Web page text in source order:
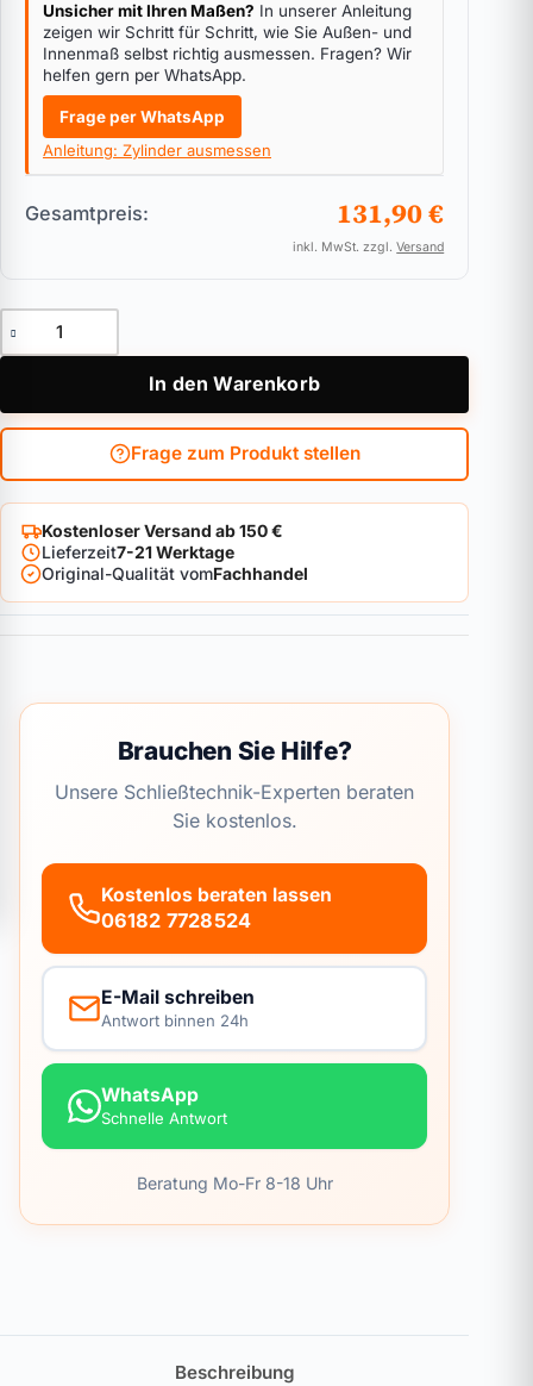
Unsicher mit Ihren Maßen? In unserer Anleitung
zeigen wir Schritt für Schritt, wie Sie Außen- und
Innenmaß selbst richtig ausmessen. Fragen? Wir
helfen gern per WhatsApp.
Frage per WhatsApp
Anleitung: Zylinder ausmessen
Gesamtpreis: 131,90 €
inkl. MwSt. zzgl.Versand
Vorhangschloss ASSA ABLOY Zeiss IKON ProTec Menge
In den Warenkorb
Frage zum Produkt stellen
Kostenloser Versand ab 150 €
Lieferzeit7-21 Werktage
Original-Qualität vomFachhandel
Brauchen Sie Hilfe?
Unsere Schließtechnik-Experten beraten
Sie kostenlos.
Kostenlos beraten lassen
06182 7728524
E-Mail schreiben
Antwort binnen 24h
WhatsApp
Schnelle Antwort
Beratung Mo-Fr 8-18 Uhr
Beschreibung